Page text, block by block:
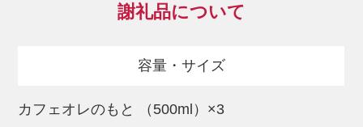
謝礼品について
容量・サイズ
カフェオレのもと （500ml）×3